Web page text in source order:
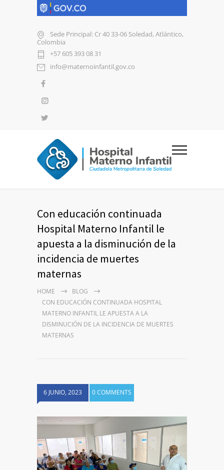
Sede Principal: Cr 40 33-06 Soledad, Atlántico,
Colombia
+57 605 393 08 31
info@maternoinfantil.gov.co
Con educación continuada
Hospital Materno Infantil le
apuesta a la disminución de la
incidencia de muertes
maternas
HOME
BLOG
CON EDUCACIÓN CONTINUADA HOSPITAL
MATERNO INFANTIL LE APUESTA A LA
DISMINUCIÓN DE LA INCIDENCIA DE MUERTES
MATERNAS
6 JUNIO, 2023 0 COMMENTS